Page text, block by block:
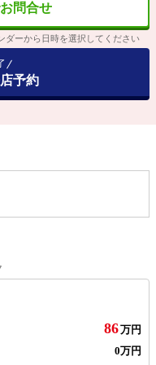
問合せ
ダーから日時を選択してください
予約
86万円
0万円